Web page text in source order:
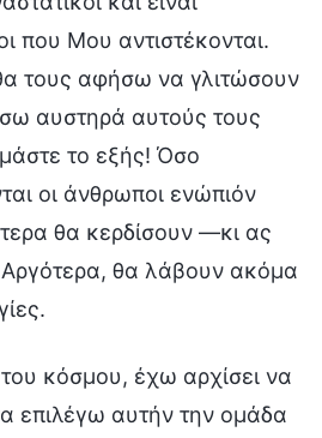
που Μου αντιστέκονται.
τους αφήσω να γλιτώσουν
αυστηρά αυτούς τους
το εξής! Όσο
οι άνθρωποι ενώπιόν
θα κερδίσουν —κι ας
θα λάβουν ακόμα
κόσμου, έχω αρχίσει να
επιλέγω αυτήν την ομάδα